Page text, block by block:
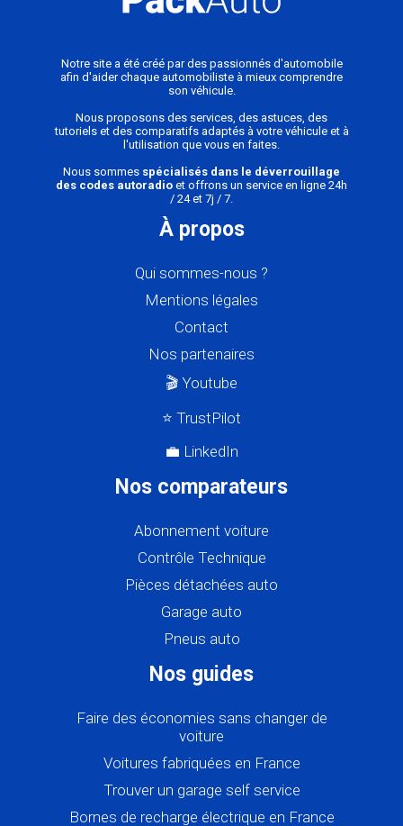
Notre site a été créé par des passionnés d'automobile
afin d'aider chaque automobiliste à mieux comprendre
son véhicule.
Nous proposons des services, des astuces, des
tutoriels et des comparatifs adaptés à votre véhicule et à
l'utilisation que vous en faites.
Nous sommes spécialisés dans le déverrouillage
des codes autoradio et offrons un service en ligne 24h
/ 24 et 7j / 7.
À propos
Qui sommes-nous ?
Mentions légales
Contact
Nos partenaires
🎬 Youtube
⭐ TrustPilot
💼 LinkedIn
Nos comparateurs
Abonnement voiture
Contrôle Technique
Pièces détachées auto
Garage auto
Pneus auto
Nos guides
Faire des économies sans changer de
voiture
Voitures fabriquées en France
Trouver un garage self service
Bornes de recharge électrique en France